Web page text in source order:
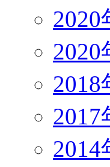
2020
2020
2018
2017
2014